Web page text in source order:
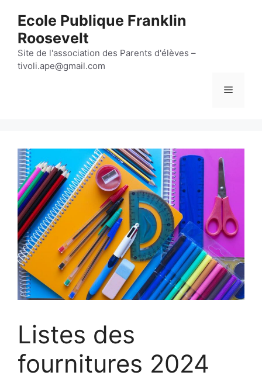
contenu
Ecole Publique Franklin
Roosevelt
Site de l'association des Parents d'élèves –
tivoli.ape@gmail.com
Menu
Listes des
fournitures 2024